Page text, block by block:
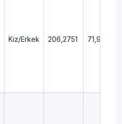
Kız/Erkek 206,2751 71,92